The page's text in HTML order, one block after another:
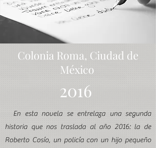
Colonia Roma, Ciudad de
México
2016
En esta novela se entrelaza una segunda
historia que nos traslada al año 2016: la de
Roberto Cosío, un policía con un hijo pequeño